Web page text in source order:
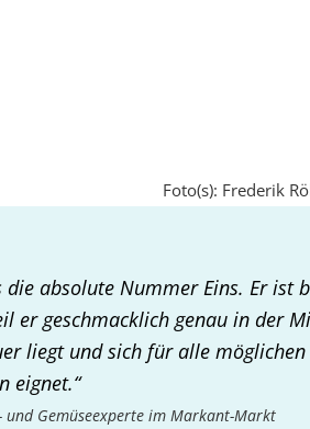
Foto(s): Frederik
die absolute Nummer Eins. Er ist
er geschmacklich genau in der
liegt und sich für alle möglichen
eignet.“
und Gemüseexperte im Markant-Markt